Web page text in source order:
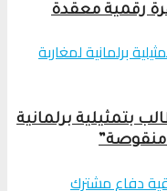
رقمية معقدة
بتمثيلية برلمانية
منقوصة”